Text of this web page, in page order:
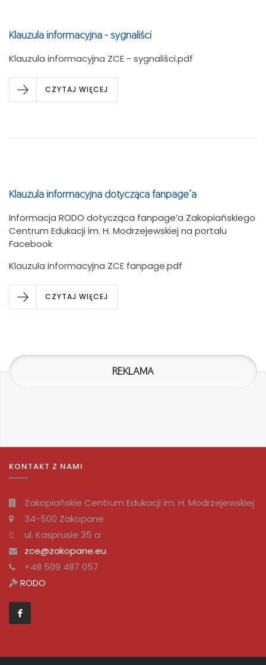
Klauzula informacyjna - sygnaliści
Klauzula informacyjna ZCE - sygnaliści.pdf
CZYTAJ WIĘCEJ
Klauzula informacyjna dotycząca fanpage’a
Informacja RODO dotycząca fanpage’a Zakopiańskiego
Centrum Edukacji im. H. Modrzejewskiej na portalu
Facebook
Klauzula informacyjna ZCE fanpage.pdf
CZYTAJ WIĘCEJ
REKLAMA
KONTAKT Z NAMI
Zakopiańskie Centrum Edukacji im. H. Modrzejewskiej
34-500 Zakopane
ul. Kasprusie 35 a
zce@zakopane.eu
+48 509 487 057
RODO